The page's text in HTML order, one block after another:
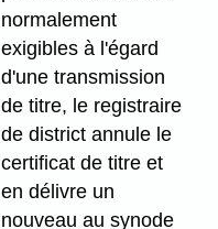
normalement
exigibles à l'égard
d'une transmission
de titre, le registraire
de district annule le
certificat de titre et
en délivre un
nouveau au synode